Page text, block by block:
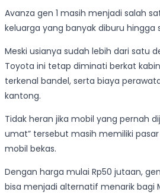
Avanza gen 1 masih menjadi salah
keluarga yang banyak diburu hingga
Meski usianya sudah lebih dari satu
Toyota ini tetap diminati berkat
terkenal bandel, serta biaya
kantong.
Tidak heran jika mobil yang pernah
umat” tersebut masih memiliki
mobil bekas.
Dengan harga mulai Rp50 jutaan,
bisa menjadi alternatif menarik bagi